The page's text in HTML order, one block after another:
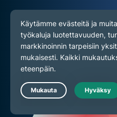
Tarjoamme sinulle 30
Hanki